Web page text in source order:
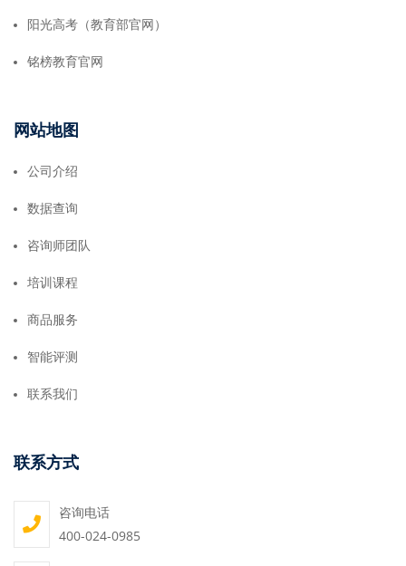
阳光高考（教育部官网）
铭榜教育官网
网站地图
公司介绍
数据查询
咨询师团队
培训课程
商品服务
智能评测
联系我们
联系方式
咨询电话
400-024-0985